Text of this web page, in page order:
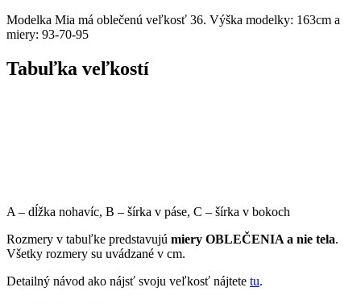
Modelka Mia má oblečenú veľkosť 36. Výška modelky: 163cm a
miery: 93-70-95
Tabuľka veľkostí
A – dĺžka nohavíc, B – šírka v páse, C – šírka v bokoch
Rozmery v tabuľke predstavujú miery OBLEČENIA a nie tela.
Všetky rozmery su uvádzané v cm.
Detailný návod ako nájsť svoju veľkosť nájtete tu.